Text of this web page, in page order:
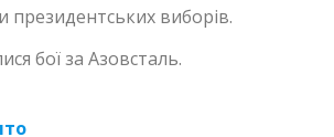
президентських виборів.
бої за Азовсталь.